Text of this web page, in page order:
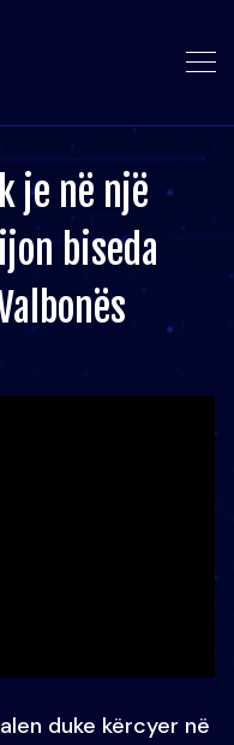
je në një
biseda
duke kërcyer në